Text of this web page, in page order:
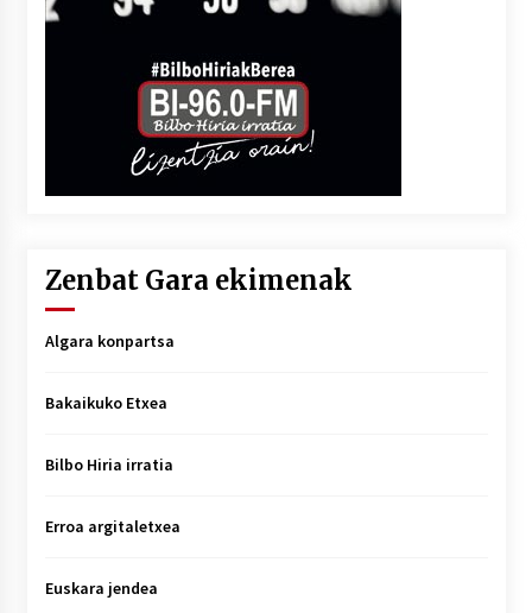
Zenbat Gara ekimenak
Algara konpartsa
Bakaikuko Etxea
Bilbo Hiria irratia
Erroa argitaletxea
Euskara jendea